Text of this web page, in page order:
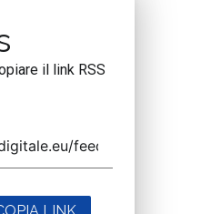
il link RSS
LINK